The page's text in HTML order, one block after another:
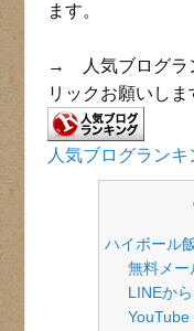
ます。
→ 人気ブログラ
リックお願いしま
人気ブログランキ
ハイボール
無料メー
LINEか